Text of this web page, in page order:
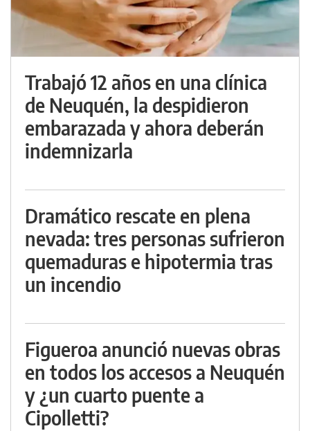
Trabajó 12 años en una clínica
de Neuquén, la despidieron
embarazada y ahora deberán
indemnizarla
Dramático rescate en plena
nevada: tres personas sufrieron
quemaduras e hipotermia tras
un incendio
Figueroa anunció nuevas obras
en todos los accesos a Neuquén
y ¿un cuarto puente a
Cipolletti?